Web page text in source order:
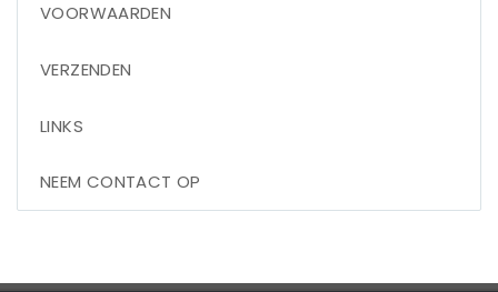
VOORWAARDEN
VERZENDEN
LINKS
NEEM CONTACT OP